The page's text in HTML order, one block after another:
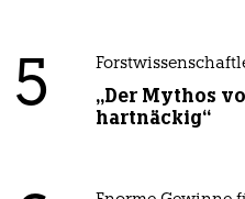
5
„Der Mythos
hartnäckig“